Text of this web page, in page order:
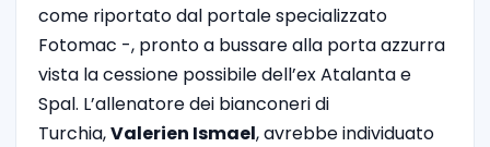
come riportato dal portale specializzato
Fotomac -, pronto a bussare alla porta azzurra
vista la cessione possibile dell’ex Atalanta e
Spal. L’allenatore dei bianconeri di
Turchia,Valerien Ismael, avrebbe individuato